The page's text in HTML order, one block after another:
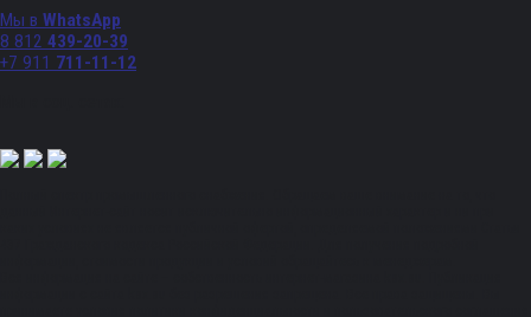
Мы в WhatsApp
8 812 439-20-39
+7 911 711-11-12